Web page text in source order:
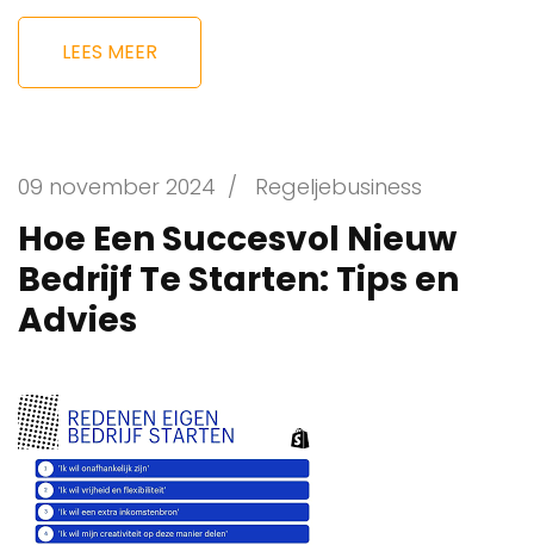
LEES MEER
09 november 2024 / Regeljebusiness
Hoe Een Succesvol Nieuw
Bedrijf Te Starten: Tips en
Advies